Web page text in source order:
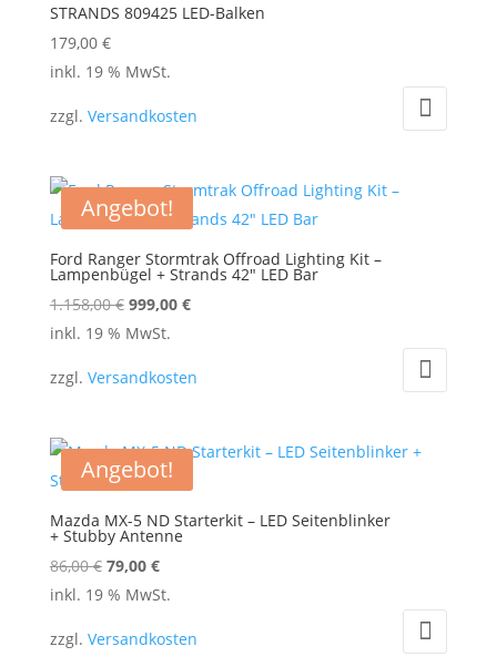
Die
Optionen
können
auf
gewählt
werden
STRANDS 809425 LED-Balken
179,00 €
inkl. 19 % MwSt.
zzgl. Versandkosten
Angebot!
Ford Ranger Stormtrak Offroad Lighting Kit –
Lampenbügel + Strands 42″ LED Bar
1.158,00€ Ursprünglicher
Preis
1.158,00 €
999,00 €Aktueller
999,00 €.
inkl. 19 % MwSt.
zzgl. Versandkosten
Angebot!
Mazda MX-5 ND Starterkit – LED Seitenblinker
+ Stubby Antenne
86,00€ Ursprünglicher
Preis
86,00 €
79,00 €Aktueller
Preis
79,00 €.
inkl. 19 % MwSt.
zzgl. Versandkosten